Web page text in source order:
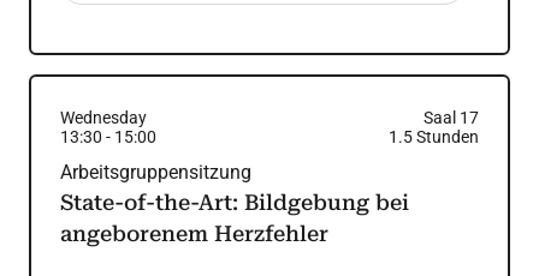
Wednesday
Saal 17
13:30 - 15:00 1.5Stunden
Arbeitsgruppensitzung
State-of-the-Art: Bildgebung bei
angeborenem Herzfehler